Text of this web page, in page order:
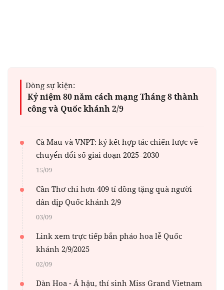
Dòng sự kiện:
Kỷ niệm 80 năm cách mạng Tháng 8 thành
công và Quốc khánh 2/9
Cà Mau và VNPT: ký kết hợp tác chiến lược về
chuyển đổi số giai đoạn 2025–2030
15/09
Cần Thơ chi hơn 409 tỉ đồng tặng quà người
dân dịp Quốc khánh 2/9
03/09
Link xem trực tiếp bắn pháo hoa lễ Quốc
khánh 2/9/2025
02/09
Dàn Hoa - Á hậu, thí sinh Miss Grand Vietnam